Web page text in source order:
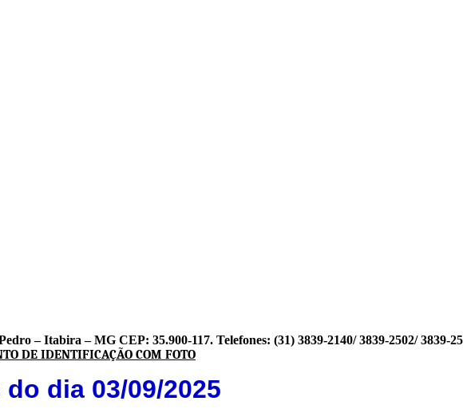
– Itabira – MG CEP: 35.900-117. Telefones: (31) 3839-2140/ 3839-2502/ 3839-
DE IDENTIFICAÇÃO COM FOTO
do dia 03/09/2025